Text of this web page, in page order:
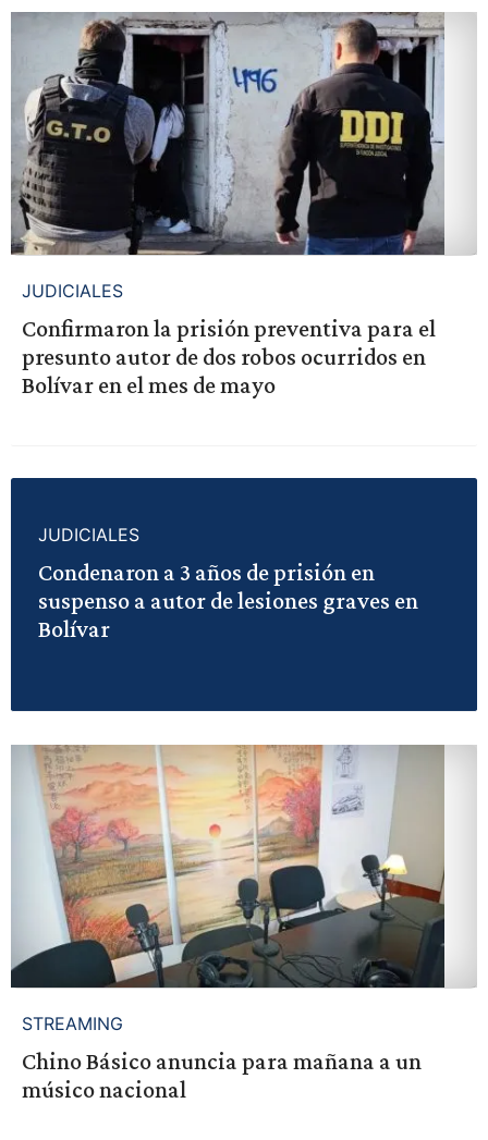
JUDICIALES
Confirmaron la prisión preventiva para el
presunto autor de dos robos ocurridos en
Bolívar en el mes de mayo
JUDICIALES
Condenaron a 3 años de prisión en
suspenso a autor de lesiones graves en
Bolívar
STREAMING
Chino Básico anuncia para mañana a un
músico nacional